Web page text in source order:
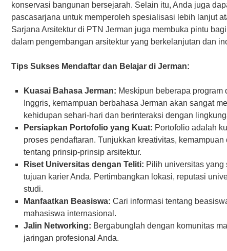
konservasi bangunan bersejarah. Selain itu, Anda juga
pascasarjana untuk memperoleh spesialisasi lebih lanjut
Sarjana Arsitektur di PTN Jerman juga membuka pintu
dalam pengembangan arsitektur yang berkelanjutan dan
Tips Sukses Mendaftar dan Belajar di Jerman:
Kuasai Bahasa Jerman: Meskipun beberapa program
Inggris, kemampuan berbahasa Jerman akan sangat
kehidupan sehari-hari dan berinteraksi dengan
Persiapkan Portofolio yang Kuat: Portofolio adalah
proses pendaftaran. Tunjukkan kreativitas,
tentang prinsip-prinsip arsitektur.
Riset Universitas dengan Teliti: Pilih universitas yang
tujuan karier Anda. Pertimbangkan lokasi, reputasi
studi.
Manfaatkan Beasiswa: Cari informasi tentang
mahasiswa internasional.
Jalin Networking: Bergabunglah dengan komunitas
jaringan profesional Anda.